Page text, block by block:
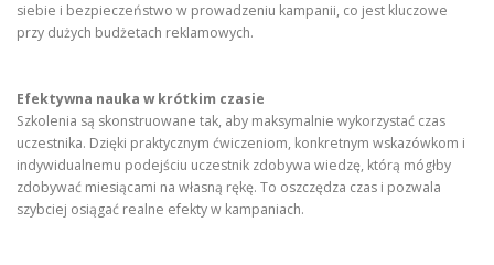
siebie i bezpieczeństwo w prowadzeniu kampanii, co jest kluczowe
przy dużych budżetach reklamowych.
Efektywna nauka w krótkim czasie
Szkolenia są skonstruowane tak, aby maksymalnie wykorzystać czas
uczestnika. Dzięki praktycznym ćwiczeniom, konkretnym wskazówkom i
indywidualnemu podejściu uczestnik zdobywa wiedzę, którą mógłby
zdobywać miesiącami na własną rękę. To oszczędza czas i pozwala
szybciej osiągać realne efekty w kampaniach.